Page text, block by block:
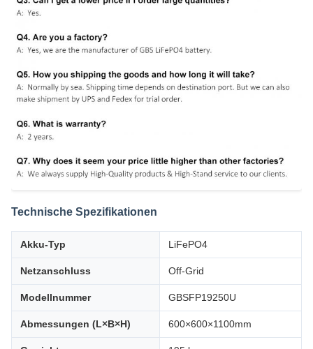
Technische Spezifikationen
Akku-Typ LiFePO4
Netzanschluss Off-Grid
Modellnummer GBSFP19250U
Abmessungen (L×B×H) 600×600×1100mm